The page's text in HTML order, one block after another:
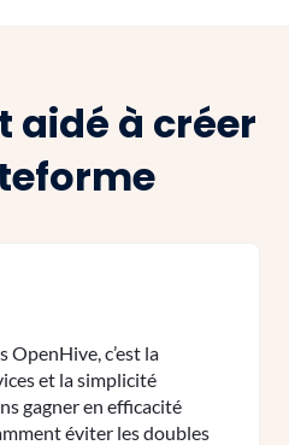
aidé à créer
OpenHive, c’est la
et la simplicité
gagner en efficacité
éviter les doubles